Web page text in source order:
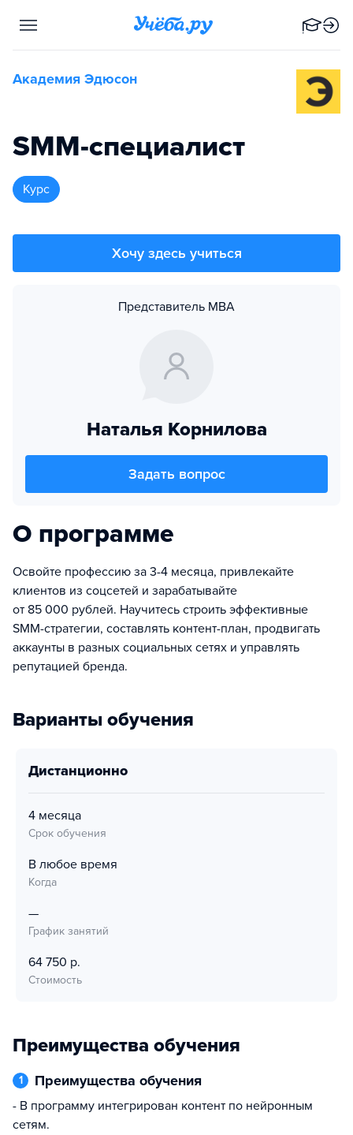
Академия Эдюсон
SMM-специалист
курс
Хочу здесь учиться
Представитель MBA
Наталья Корнилова
Задать вопрос
О программе
Освойте профессию за 3-4 месяца, привлекайте
клиентов из соцсетей и зарабатывайте
от 85 000 рублей. Научитесь строить эффективные
SMM-стратегии, составлять контент-план, продвигать
аккаунты в разных социальных сетях и управлять
репутацией бренда.
Варианты обучения
дистанционно
4 месяца
Срок обучения
В любое время
Когда
—
График занятий
64 750 р.
Стоимость
Преимущества обучения
1 Преимущества обучения
- В программу интегрирован контент по нейронным
сетям.